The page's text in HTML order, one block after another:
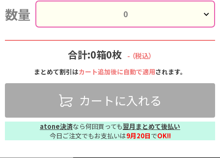
数量
合計:0箱0枚 - （税込）
まとめて割引はカート追加後に自動で適用されます。
カートに入れる
atone決済なら何回買っても翌月まとめて後払い
今日ご注文でもお支払いは9月20日でOK!!